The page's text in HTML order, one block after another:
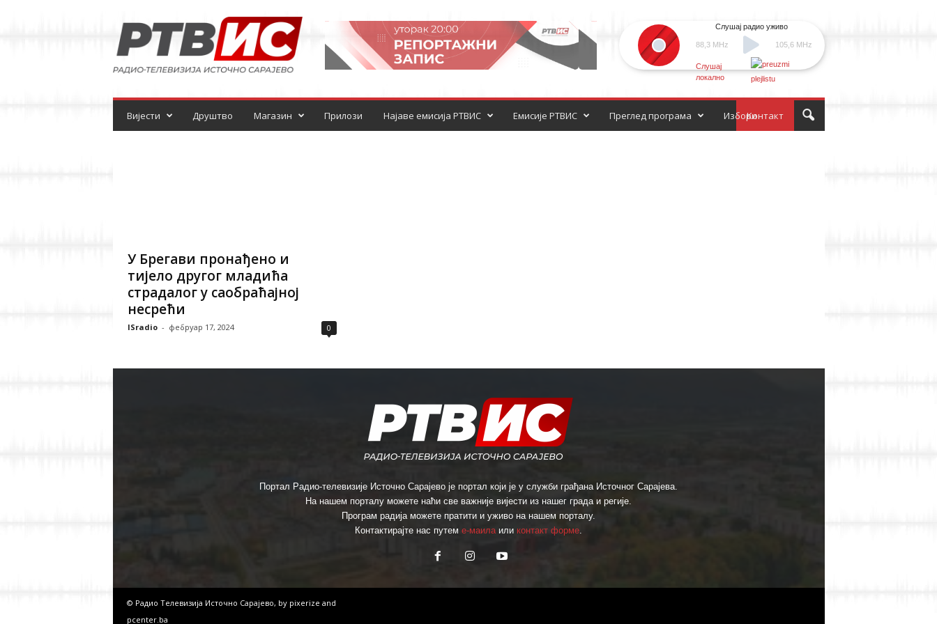
и
о
т
л
88,3 MHz
Слушај радио уживо
105,6 MHz
Слушај
локално
Вијести Друштво Магазин Прилози Најаве емисија РТВИС Емисије РТВИС Контакт
Преглед програма Избори
У Брегави пронађено и
тијело другог младића
страдалог у саобраћајној
несрећи
ISradio - фебруар 17, 2024 0
Портал Радио-телевизије Источно Сарајево је портал који је у служби грађана Источног Сарајева.
На нашем порталу можете наћи све важније вијести из нашег града и регије.
Програм радија можете пратити и уживо на нашем порталу.
Контактирајте нас путем е-маилаили контакт форме.
© Радио Телевизија Источно Сарајево, by pixerize and
pcenter.ba